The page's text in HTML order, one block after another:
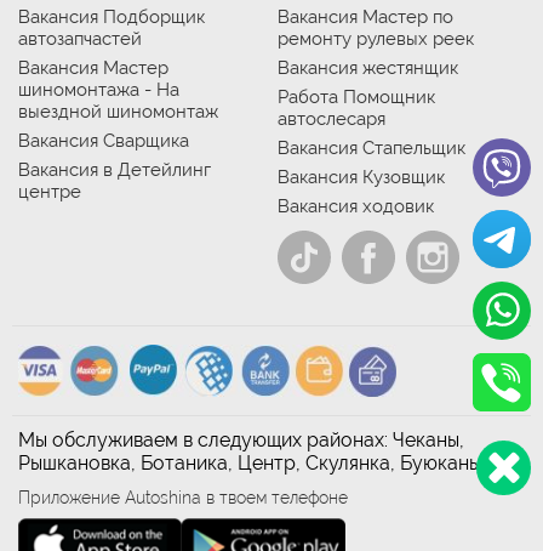
Вакансия Подборщик
автозапчастей
Вакансия Мастер
шиномонтажа - На
выездной шиномонтаж
Вакансия Сварщика
Вакансия в Детейлинг
центре
Вакансия Мастер по
ремонту рулевых реек
Вакансия жестянщик
Работа Помощник
автослесаря
Вакансия Стапельщик
Вакансия Кузовщик
Вакансия ходовик
Мы обслуживаем в следующих районах: Чеканы,
Рышкановка, Ботаника, Центр, Скулянка, Буюканы
Приложение Autoshina в твоем телефоне